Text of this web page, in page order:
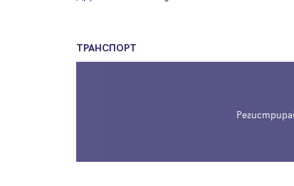
ТРАНСПОРТ